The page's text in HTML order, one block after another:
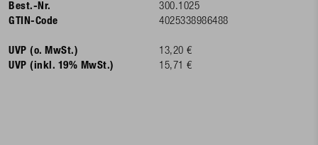
Best.-Nr.
300.1025
GTIN-Code
4025338986488
UVP (o. MwSt.)
13,20 €
UVP (inkl. 19% MwSt.)
15,71 €